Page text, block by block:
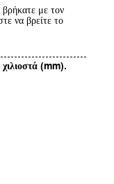
βρήκατε με τον
να βρείτε το
(mm).